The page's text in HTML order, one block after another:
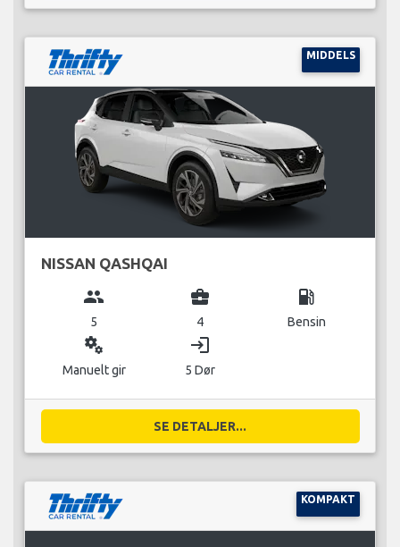
MIDDELS
NISSAN QASHQAI
group
5
business_center
4
local_gas_station
Bensin
miscellaneous_services
Manuelt gir
login
5 Dør
SE DETALJER...
KOMPAKT